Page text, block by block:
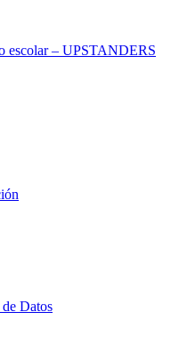
escolar – UPSTANDERS
Datos